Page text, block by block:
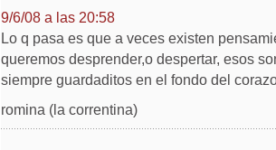
9/6/08 a las 20:58
Lo q pasa es que a veces existen
queremos desprender,o despertar, esos
siempre guardaditos en el fondo del
romina (la correntina)